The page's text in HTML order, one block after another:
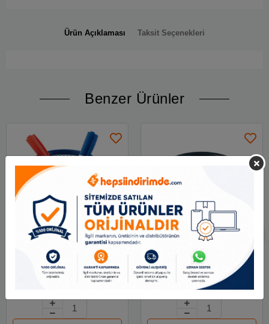
Ürün Açıklaması Taksit Seçenekleri
Benzer Ürünler
Mas Kalemlik Metal
Perforeli Silindir Mavi
Mas Perfore Ataşlık
Siyah
62.99 TL